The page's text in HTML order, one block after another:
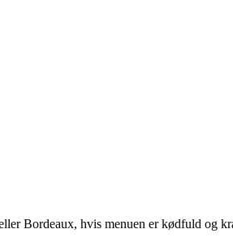
Bordeaux, hvis menuen er kødfuld og